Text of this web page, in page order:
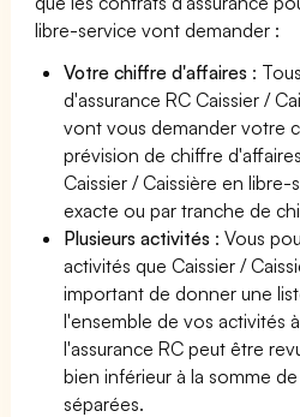
libre-service vont demander :
Votre chiffre d'affaires :
d'assurance RC Caissier /
vont vous demander votre
prévision de chiffre
Caissier / Caissière en
exacte ou par tranche de
Plusieurs activités : Vous
activités que Caissier /
important de donner une
l'ensemble de vos activités
l'assurance RC peut être
bien inférieur à la somme
séparées.